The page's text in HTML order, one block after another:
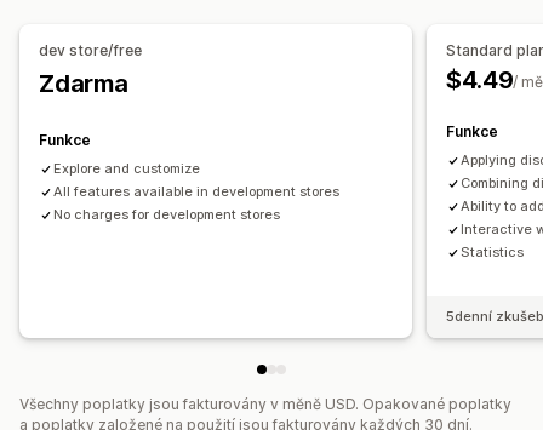
dev store/free
Zdarma
Funkce
Explore and customize
All features available in development stores
No charges for development stores
Standard
$4.49/
Funkce
Applying
Combining
Ability to
Interactive
Statistics
5denní
Všechny poplatky jsou fakturovány v měně USD. Opakované poplatky
a poplatky založené na použití jsou fakturovány každých 30 dní.